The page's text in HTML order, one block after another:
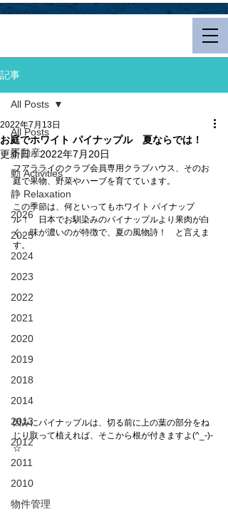
記事
All Posts
不動産
動 Activities
静 Relaxation
2026
2025
2024
2023
2022
2021
2020
2019
2018
2014
2013
2012
2011
2010
物件管理
All Posts
お庭でホワイト パイナップル 夏ならでは！
2022年7月13日
更新日：2022年7月20日
フアラライのクラブ会員専用クラブハウス、そのお
庭で果物、野菜やハーブを育てています。
この季節は、何といってもホワイト パイナップ
ル！　日本でお馴染みのパイナップルより果肉が白
く、味が濃いのが特徴で、夏の風物詩！　と言えま
す。
因みにパイナップルは、切る前に上の葉の部分をね
じり取って植えれば、そこから根が付きますよ(^_-)-
☆